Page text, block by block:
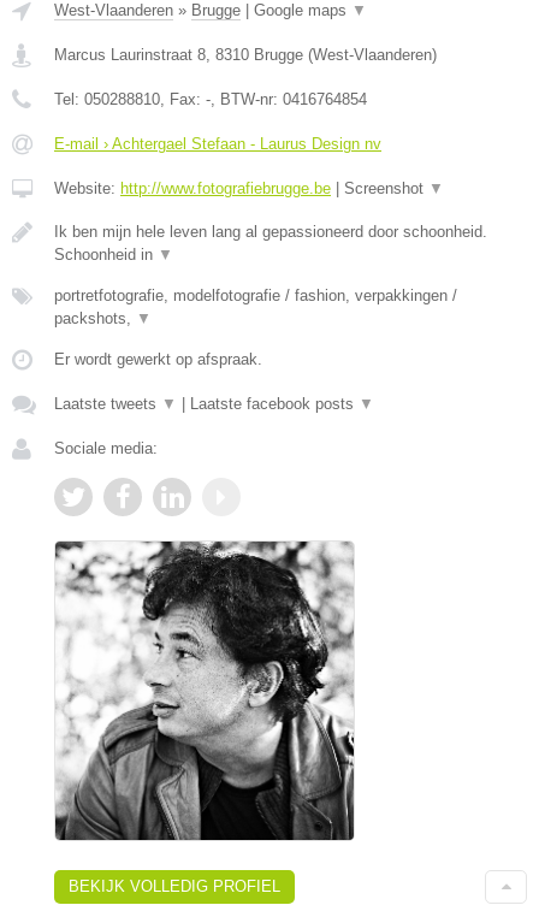
West-Vlaanderen » Brugge Google maps ▼
Marcus Laurinstraat 8, 8310 Brugge (West-Vlaanderen)
Tel: 050288810, Fax: -, BTW-nr: 0416764854
E-mail › Achtergael Stefaan - Laurus Design nv
Website: http://www.fotografiebrugge.be Screenshot ▼
Ik ben mijn hele leven lang al gepassioneerd door schoonheid.
Schoonheid in ▼
portretfotografie, modelfotografie / fashion, verpakkingen /
packshots, ▼
Er wordt gewerkt op afspraak.
Laatste tweets ▼ Laatste facebook posts ▼
Sociale media:
BEKIJK VOLLEDIG PROFIEL